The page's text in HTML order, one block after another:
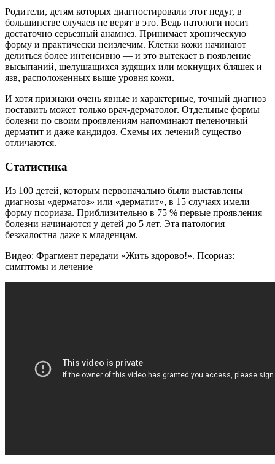
Родители, детям которых диагностировали этот недуг, в
большинстве случаев не верят в это. Ведь патологи носит
достаточно серьезный анамнез. Принимает хроническую
форму и практически неизлечим. Клетки кожи начинают
делиться более интенсивно — и это вытекает в появление
высыпаний, шелушащихся зудящих или мокнущих бляшек и
язв, расположенных выше уровня кожи.
И хотя признаки очень явные и характерные, точный диагноз
поставить может только врач-дерматолог. Отдельные формы
болезни по своим проявлениям напоминают пеленочный
дерматит и даже кандидоз. Схемы их лечений существо
отличаются.
Статистика
Из 100 детей, которым первоначально были выставлены
диагнозы «дерматоз» или «дерматит», в 15 случаях имели
форму псориаза. Приблизительно в 75 % первые проявления
болезни начинаются у детей до 5 лет. Эта патология
безжалостна даже к младенцам.
Видео: Фрагмент передачи «Жить здорово!». Псориаз:
симптомы и лечение